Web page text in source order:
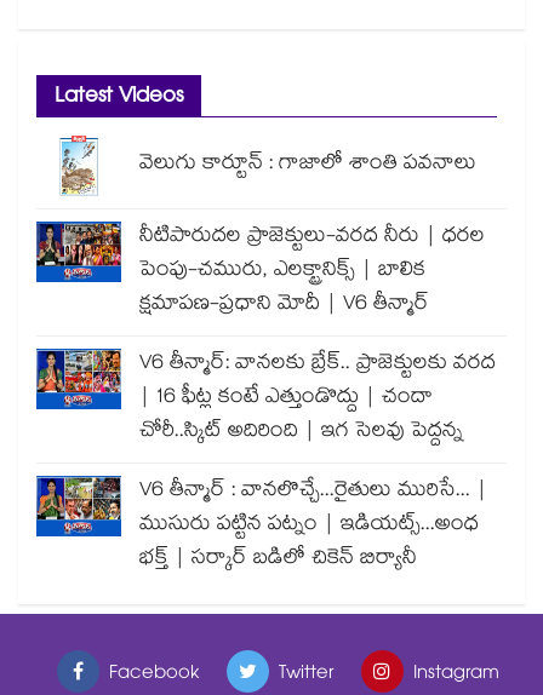
Latest Videos
వెలుగు కార్టూన్ : గాజాలో శాంతి పవనాలు
నీటిపారుదల ప్రాజెక్టులు-వరద నీరు | ధరల
పెంపు-చమురు, ఎలక్ట్రానిక్స్ | బాలిక
క్షమాపణ-ప్రధాని మోదీ | V6 తీన్మార్
V6 తీన్మార్: వానలకు బ్రేక్.. ప్రాజెక్టులకు వరద
| 16 ఫీట్ల కంటే ఎత్తుండొద్దు | చందా
చోరీ..స్కిట్ అదిరింది | ఇగ సెలవు పెద్దన్న
V6 తీన్మార్ : వానలొచ్చే...రైతులు మురిసే... |
ముసురు పట్టిన పట్నం | ఇడియట్స్...అంధ
భక్త్ | సర్కార్ బడిలో చికెన్ బిర్యానీ
Facebook Twitter Instagram